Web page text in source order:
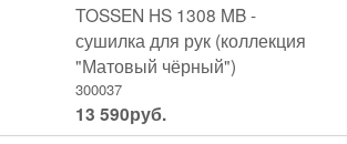
TOSSEN HS 1308 MB -
сушилка для рук (коллекция
"Матовый чёрный")
300037
13 590руб.